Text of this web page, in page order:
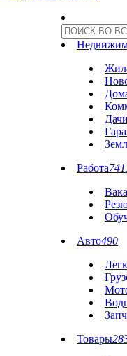
Работа
Авто490
Товары